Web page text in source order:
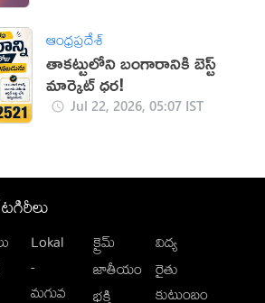
ఆంధ్రప్రదేశ్
తాకట్టులోని బంగారానికి బెస్ట్
మార్కెట్ ధర!
Jul 22, 2026, 05:07 IST
Lokal
-
మగువ
క్రైమ్
జాతీయం
భక్తి
విద్య
రైతు
కుటుంబం